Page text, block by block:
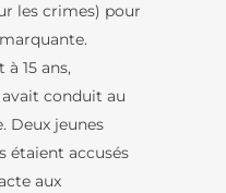
les crimes) pour
15 ans,
avait conduit au
Deux jeunes
étaient accusés
aux